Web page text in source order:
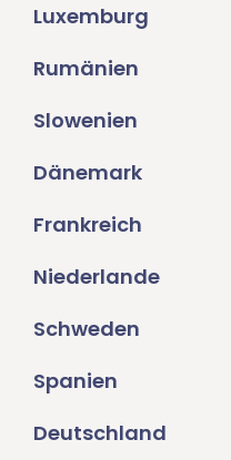
Luxemburg
Rumänien
Slowenien
Dänemark
Frankreich
Niederlande
Schweden
Spanien
Deutschland